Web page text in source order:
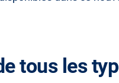
tous les